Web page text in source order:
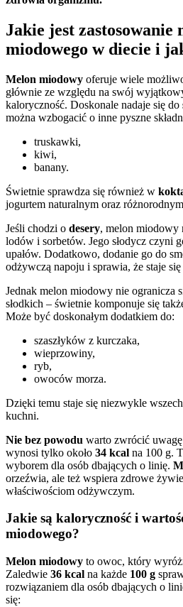
Jakie jest zastosowanie
miodowego w diecie i
Melon miodowy oferuje wiele
głównie ze względu na swój
kaloryczność. Doskonale nadaje się do
można wzbogacić o inne pyszne
truskawki,
kiwi,
banany.
Świetnie sprawdza się również w
jogurtem naturalnym oraz
Jeśli chodzi o desery, melon miodowy
lodów i sorbetów. Jego słodycz czyni
upałów. Dodatkowo, dodanie go do
odżywczą napoju i sprawia, że staje
Jednak melon miodowy nie ogranicza
słodkich – świetnie komponuje się
Może być doskonałym dodatkiem do:
szaszłyków z kurczaka,
wieprzowiny,
ryb,
owoców morza.
Dzięki temu staje się niezwykle
kuchni.
Nie bez powodu warto zwrócić
wynosi tylko około 34 kcal na 100 g.
wyborem dla osób dbających o linię.
orzeźwia, ale też wspiera zdrowe
właściwościom odżywczym.
Jakie są kaloryczność i
miodowego?
Melon miodowy to owoc, który
Zaledwie 36 kcal na każde 100 g
rozwiązaniem dla osób dbających o
się: